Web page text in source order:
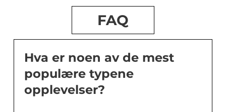
FAQ
Hva er noen av de mest
populære typene
opplevelser?